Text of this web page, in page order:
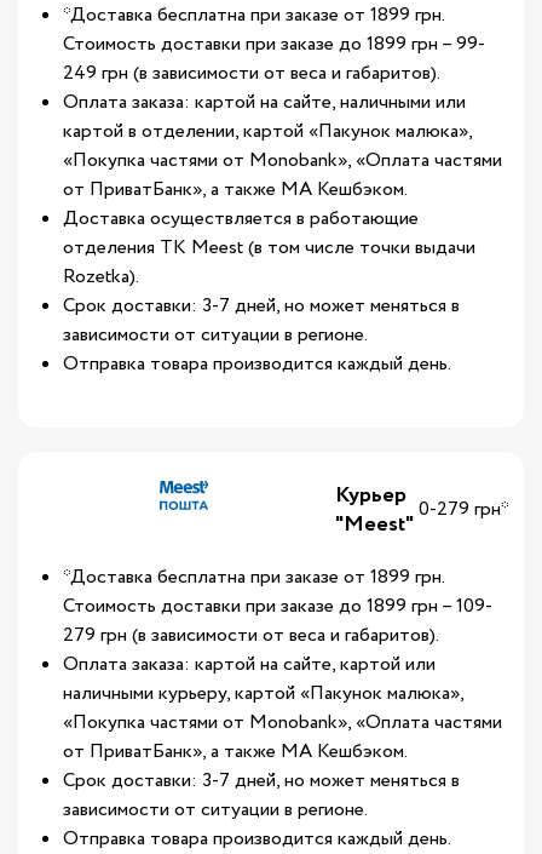
*Доставка бесплатна при заказе от 1899 грн.
Стоимость доставки при заказе до 1899 грн – 99-
249 грн (в зависимости от веса и габаритов).
Оплата заказа: картой на сайте, наличными или
картой в отделении, картой «Пакунок малюка»,
«Покупка частями от Monobank», «Оплата частями
от ПриватБанк», а также МА Кешбэком.
Доставка осуществляется в работающие
отделения ТК Meest (в том числе точки выдачи
Rozetka).
Срок доставки: 3-7 дней, но может меняться в
зависимости от ситуации в регионе.
Отправка товара производится каждый день.
Курьер
"Meest"0-279 грн*
*Доставка бесплатна при заказе от 1899 грн.
Стоимость доставки при заказе до 1899 грн – 109-
279 грн (в зависимости от веса и габаритов).
Оплата заказа: картой на сайте, картой или
наличными курьеру, картой «Пакунок малюка»,
«Покупка частями от Monobank», «Оплата частями
от ПриватБанк», а также МА Кешбэком.
Срок доставки: 3-7 дней, но может меняться в
зависимости от ситуации в регионе.
Отправка товара производится каждый день.